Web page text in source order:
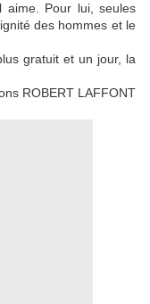
aime. Pour lui, seules
des hommes et le
gratuit et un jour, la
ROBERT LAFFONT